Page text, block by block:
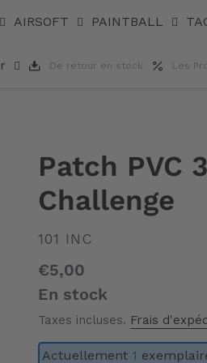
AIRSOFT PAINTBALL
De retour en stock Les
Patch PVC
Challenge
DISTRIBUTEUR
101 INC
Prix
normal
€5,00
En stock
Taxes incluses. Frais
Actuellement 1